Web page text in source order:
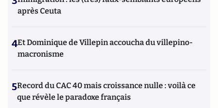
après Ceuta
4Et Dominique de Villepin accoucha du villepino-
macronisme
5Record du CAC 40 mais croissance nulle : voilà ce
que révèle le paradoxe français